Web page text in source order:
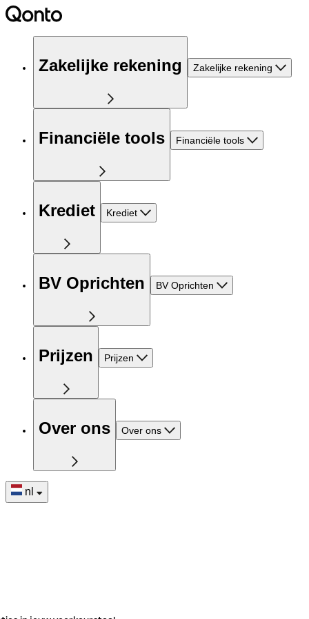
Zakelijke rekening Zakelijke rekening
Financiële tools Financiële tools
Krediet Krediet
BV Oprichten BV Oprichten
Prijzen Prijzen
Over ons Over ons
nl